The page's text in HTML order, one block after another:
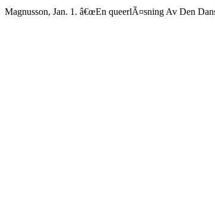
Magnusson, Jan. 1. â€œEn queerlÃ¤sning Av Den